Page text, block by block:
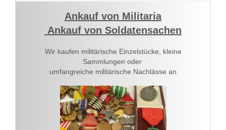
Ankauf von Militaria
Ankauf von Soldatensachen
Wir kaufen militärische Einzelstücke, kleine
Sammlungen oder
umfangreiche militärische Nachlässe an